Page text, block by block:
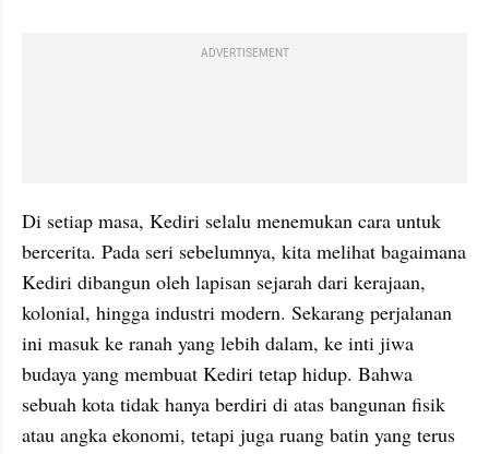
ADVERTISEMENT
Di setiap masa, Kediri selalu menemukan cara untuk
bercerita. Pada seri sebelumnya, kita melihat bagaimana
Kediri dibangun oleh lapisan sejarah dari kerajaan,
kolonial, hingga industri modern. Sekarang perjalanan
ini masuk ke ranah yang lebih dalam, ke inti jiwa
budaya yang membuat Kediri tetap hidup. Bahwa
sebuah kota tidak hanya berdiri di atas bangunan fisik
atau angka ekonomi, tetapi juga ruang batin yang terus